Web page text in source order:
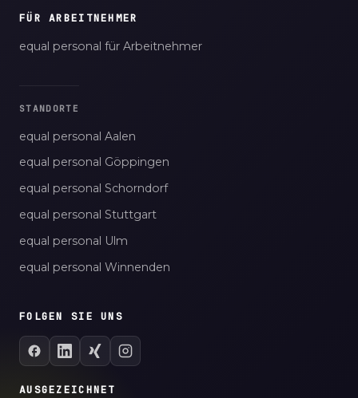
FÜR ARBEITNEHMER
equal personal für Arbeitnehmer
STANDORTE
equal personal Aalen
equal personal Göppingen
equal personal Schorndorf
equal personal Stuttgart
equal personal Ulm
equal personal Winnenden
FOLGEN SIE UNS
AUSGEZEICHNET